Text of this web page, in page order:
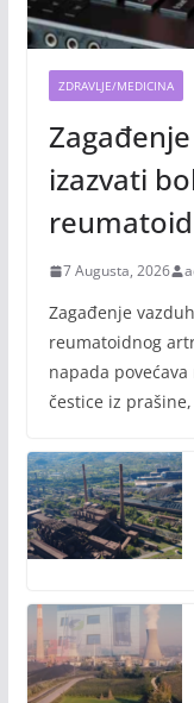
ZDRAVLJE/MEDICINA
izazvati
7 Augusta, 2026
Zagađenje
reumatoidnog
napada
čestice iz prašine,